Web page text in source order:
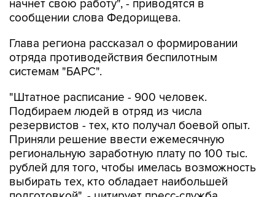
Глава региона рассказал о формировании
системам "БАРС".
"Штатное расписание - 900 человек.
резервистов - тех, кто получал боевой опыт.
Приняли решение ввести ежемесячную
региональную заработную плату по 100 тыс.
рублей для того, чтобы имелась возможность
выбирать тех, кто обладает наибольшей
подготовкой", - цитирует пресс-служба
губернатора.